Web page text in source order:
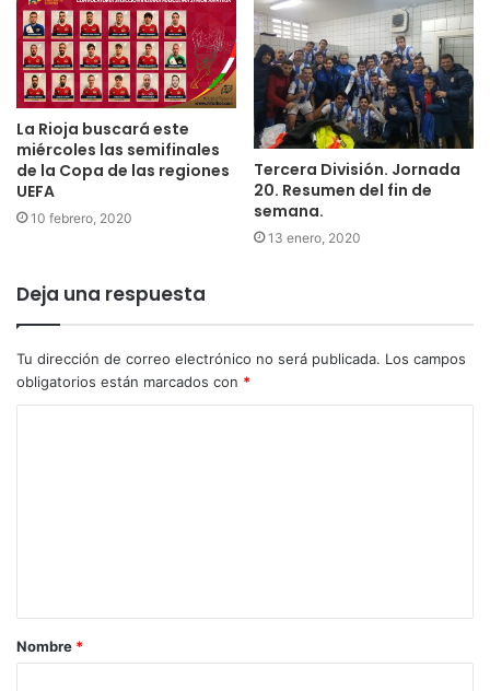
La Rioja buscará este
miércoles las semifinales
de la Copa de las regiones
UEFA
10 febrero, 2020
Tercera División. Jornada
20. Resumen del fin de
semana.
13 enero, 2020
Deja una respuesta
Tu dirección de correo electrónico no será publicada. Los campos
obligatorios están marcados con *
Nombre *